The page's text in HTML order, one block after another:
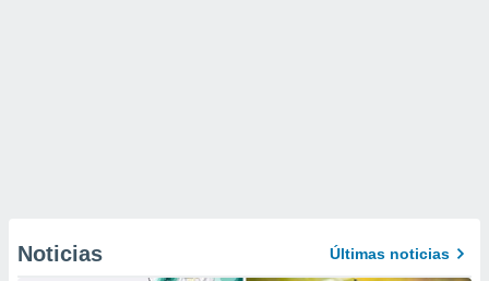
Noticias Últimas noticias